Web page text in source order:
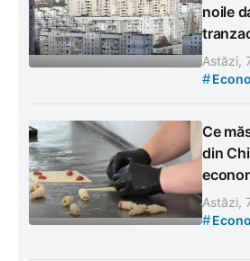
noile
Astăzi,
#
Ce
din
Astăzi,
#